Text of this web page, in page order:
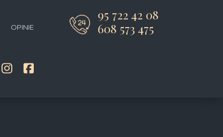
OPINIE
95 722 42 08
608 573 475